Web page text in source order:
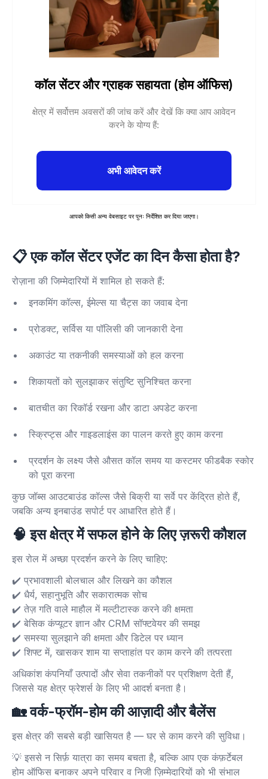
कॉल सेंटर और ग्राहक सहायता (होम ऑफिस)
क्षेत्र में सर्वोत्तम अवसरों की जांच करें और देखें कि क्या आप आवेदन
करने के योग्य हैं:
अभी आवेदन करें
आपको किसी अन्य वेबसाइट पर पुनः निर्देशित कर दिया जाएगा।
📋एक कॉल सेंटर एजेंट का दिन कैसा होता है?
रोज़ाना की जिम्मेदारियों में शामिल हो सकते हैं:
इनकमिंग कॉल्स, ईमेल्स या चैट्स का जवाब देना
प्रोडक्ट, सर्विस या पॉलिसी की जानकारी देना
अकाउंट या तकनीकी समस्याओं को हल करना
शिकायतों को सुलझाकर संतुष्टि सुनिश्चित करना
बातचीत का रिकॉर्ड रखना और डाटा अपडेट करना
स्क्रिप्ट्स और गाइडलाइंस का पालन करते हुए काम करना
प्रदर्शन के लक्ष्य जैसे औसत कॉल समय या कस्टमर फीडबैक स्कोर
को पूरा करना
कुछ जॉब्स आउटबाउंड कॉल्स जैसे बिक्री या सर्वे पर केंद्रित होते हैं,
जबकि अन्य इनबाउंड सपोर्ट पर आधारित होते हैं।
🧠इस क्षेत्र में सफल होने के लिए ज़रूरी कौशल
इस रोल में अच्छा प्रदर्शन करने के लिए चाहिए:
✔️ प्रभावशाली बोलचाल और लिखने का कौशल
✔️ धैर्य, सहानुभूति और सकारात्मक सोच
✔️ तेज़ गति वाले माहौल में मल्टीटास्क करने की क्षमता
✔️ बेसिक कंप्यूटर ज्ञान और CRM सॉफ्टवेयर की समझ
✔️ समस्या सुलझाने की क्षमता और डिटेल पर ध्यान
✔️ शिफ्ट में, खासकर शाम या सप्ताहांत पर काम करने की तत्परता
अधिकांश कंपनियाँ उत्पादों और सेवा तकनीकों पर प्रशिक्षण देती हैं,
जिससे यह क्षेत्र फ्रेशर्स के लिए भी आदर्श बनता है।
🏡वर्क-फ्रॉम-होम की आज़ादी और बैलेंस
इस क्षेत्र की सबसे बड़ी खासियत है — घर से काम करने की सुविधा।
💡 इससे न सिर्फ़ यात्रा का समय बचता है, बल्कि आप एक कंफ़र्टेबल
होम ऑफिस बनाकर अपने परिवार व निजी ज़िम्मेदारियों को भी संभाल